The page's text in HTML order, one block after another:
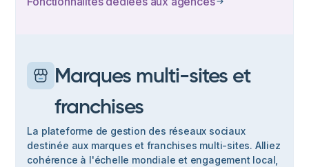
Marques multi-sites et
franchises
La plateforme de gestion des réseaux sociaux
destinée aux marques et franchises multi-sites. Alliez
cohérence à l'échelle mondiale et engagement local,